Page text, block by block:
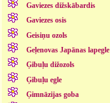
Gaviezes dižskābardis
Gaviezes osis
Geisiņu ozols
Geļenovas Japānas lapegle
Ģibuļu dižozols
Ģibuļu egle
Ģimnāzijas goba